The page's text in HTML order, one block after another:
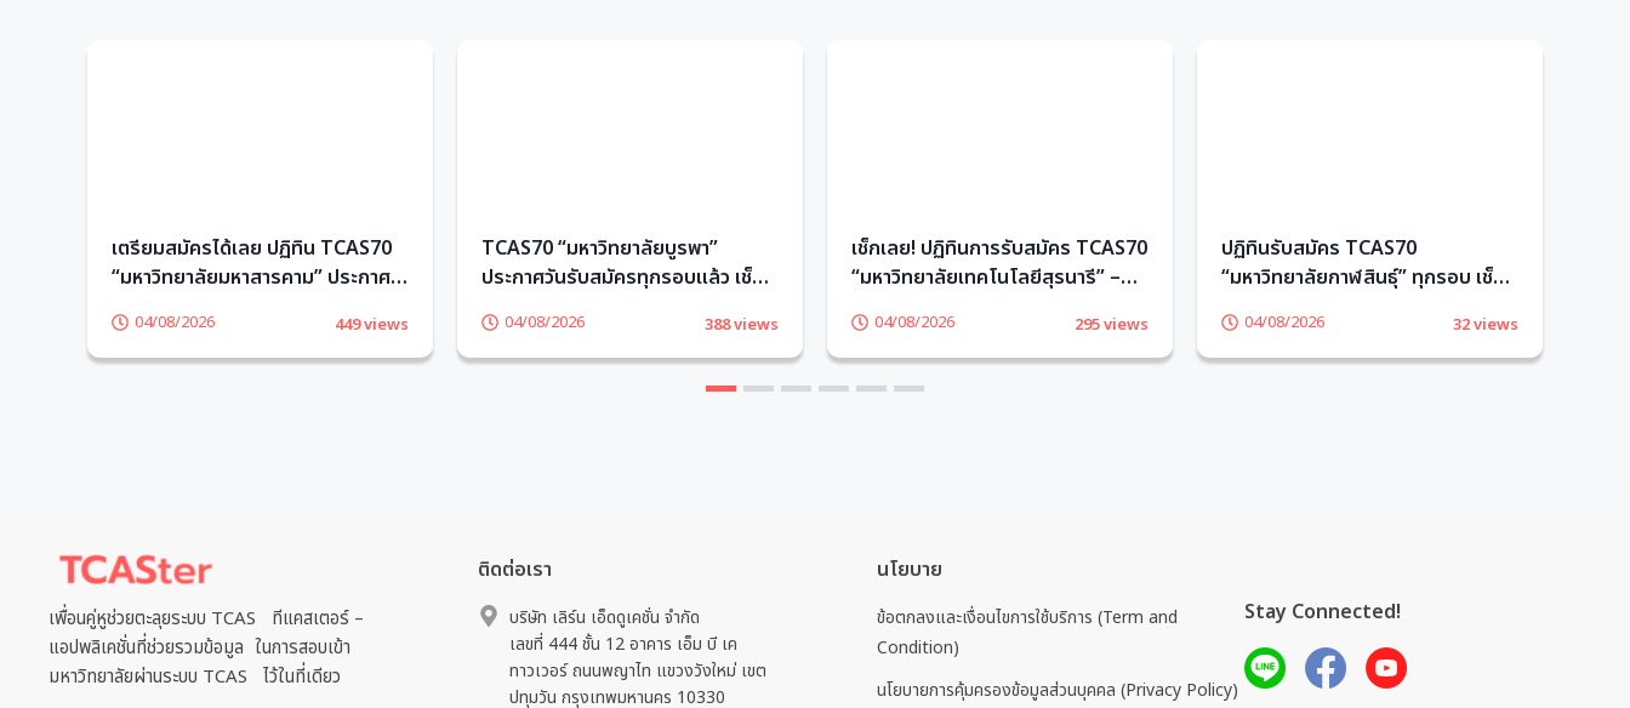
เตรียมสมัครได้เลย ปฏิทิน TCAS70
“มหาวิทยาลัยมหาสารคาม” ประกาศ
04/08/2026 449 views
TCAS70 “มหาวิทยาลัยบูรพา”
ประกาศวันรับสมัครทุกรอบแล้ว เช็ก
04/08/2026 388 views
เช็กเลย! ปฏิทินการรับสมัคร TCAS70
“มหาวิทยาลัยเทคโนโลยีสุรนารี” –
04/08/2026 295 views
ปฏิทินรับสมัคร TCAS70
“มหาวิทยาลัยกาฬสินธุ์” ทุกรอบ เช็ก
04/08/2026 32 views
3 4 5 6
เพื่อนคู่หูช่วยตะลุยระบบ TCAS ทีแคสเตอร์ –
แอปพลิเคชั่นที่ช่วยรวมข้อมูล ในการสอบเข้า
มหาวิทยาลัยผ่านระบบ TCAS ไว้ในที่เดียว
ติดต่อเรา
บริษัท เลิร์น เอ็ดดูเคชั่น จำกัด
เลขที่ 444 ชั้น 12 อาคาร เอ็ม บี เค
ทาวเวอร์ ถนนพญาไท แขวงวังใหม่ เขต
ปทุมวัน กรุงเทพมหานคร 10330
นโยบาย
ข้อตกลงและเงื่อนไขการใช้บริการ (Term and
Condition)
นโยบายการคุ้มครองข้อมูลส่วนบุคคล (Privacy Policy)
Stay Connected!